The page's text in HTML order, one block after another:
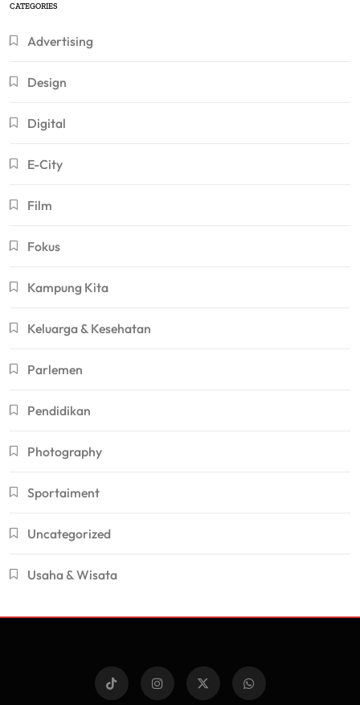
CATEGORIES
Advertising
Design
Digital
E-City
Film
Fokus
Kampung Kita
Keluarga & Kesehatan
Parlemen
Pendidikan
Photography
Sportaiment
Uncategorized
Usaha & Wisata